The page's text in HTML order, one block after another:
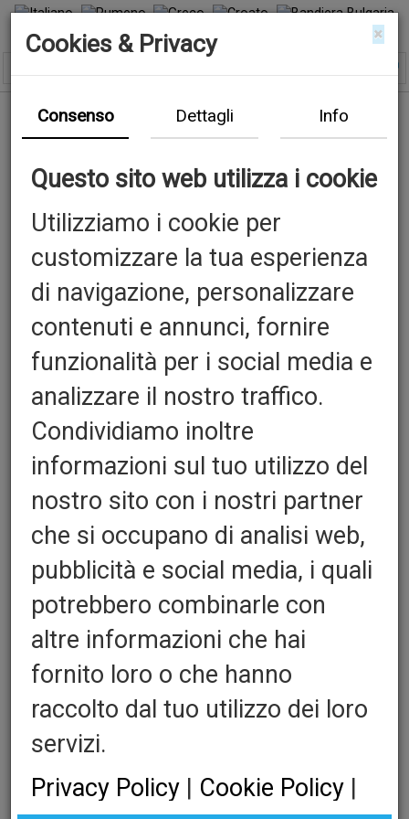
Vulkollan gumeni profil za
kutiju
Quantita':
Profilo Vulkollan Q. Round:
Con o Senza Adesivo:
×
Cookies & Privacy
Consenso Dettagli Info
Questo sito web utilizza i cookie
Utilizziamo i cookie per
customizzare la tua esperienza
di navigazione, personalizzare
contenuti e annunci, fornire
funzionalità per i social media e
analizzare il nostro traffico.
Condividiamo inoltre
informazioni sul tuo utilizzo del
nostro sito con i nostri partner
che si occupano di analisi web,
pubblicità e social media, i quali
potrebbero combinarle con
altre informazioni che hai
fornito loro o che hanno
raccolto dal tuo utilizzo dei loro
servizi.
Privacy Policy | Cookie Policy |